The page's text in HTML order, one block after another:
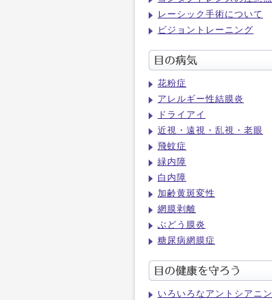
レーシック手術について
ビジョントレーニング
花粉症
アレルギー性結膜炎
ドライアイ
近視・遠視・乱視・老眼
飛蚊症
緑内障
白内障
加齢黄斑変性
網膜剥離
ぶどう膜炎
糖尿病網膜症
いろいろなアントシアニン